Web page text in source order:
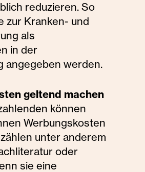
reduzieren. So
zur Kranken- und
als
in der
angegeben werden.
geltend machen
können
Werbungskosten
unter anderem
oder
sie eine